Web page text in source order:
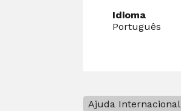
Idioma
Português
Ajuda Internacional